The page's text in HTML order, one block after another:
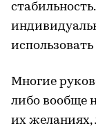
Многие
либо вообще
их желаниях,